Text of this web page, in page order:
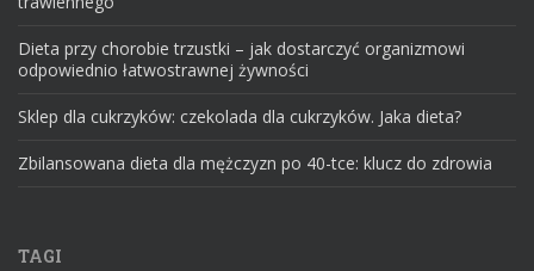
Dieta przy chorobie trzustki – jak dostarczyć organizmowi
odpowiednio łatwostrawnej żywności
Sklep dla cukrzyków: czekolada dla cukrzyków. Jaka dieta?
Zbilansowana dieta dla mężczyzn po 40-tce: klucz do zdrowia
TAGI